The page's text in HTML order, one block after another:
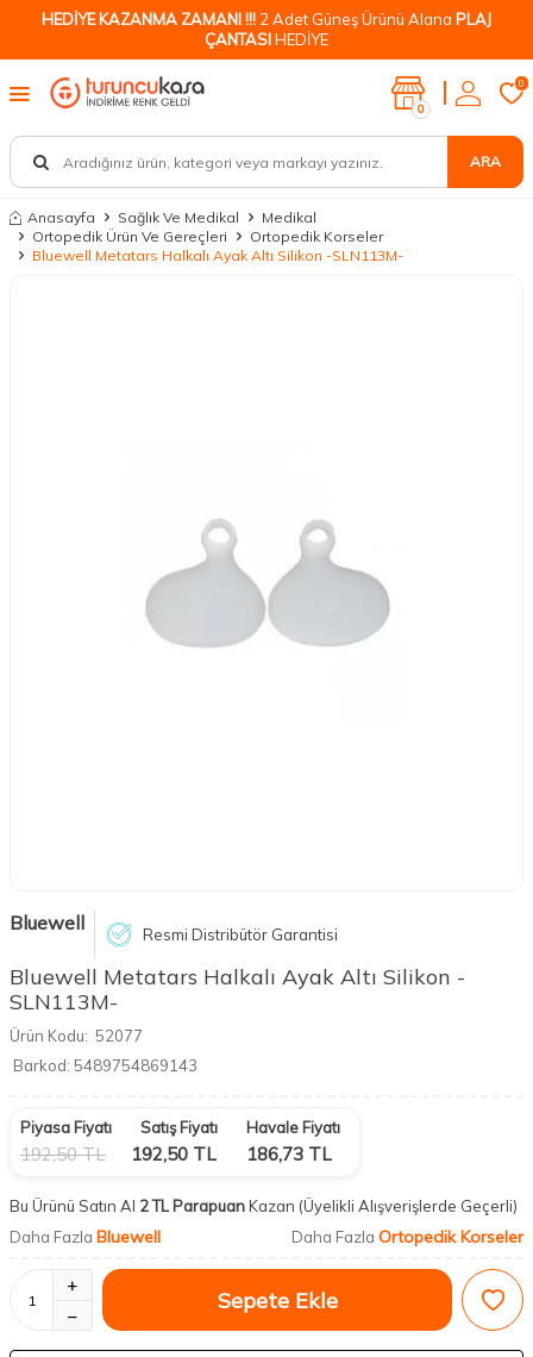
HEDİYE KAZANMA ZAMANI !!! 2 Adet Güneş Ürünü Alana PLAJ
ÇANTASIHEDİYE
ARA
0
0
Anasayfa Sağlık Ve Medikal
Medikal
Ortopedik Ürün Ve Gereçleri
Ortopedik Korseler
Bluewell Metatars Halkalı Ayak Altı Silikon -SLN113M-
Bluewell Resmi Distribütör Garantisi
Bluewell Metatars Halkalı Ayak Altı Silikon -
SLN113M-
Ürün Kodu: 52077
Barkod: 5489754869143
Piyasa Fiyatı
192,50TL
Satış Fiyatı
192,50 TL
Havale Fiyatı
186,73 TL
Bu Ürünü Satın Al 2 TL ParapuanKazan (Üyelikli Alışverişlerde Geçerli)
Daha Fazla Bluewell Daha Fazla Ortopedik Korseler
Sepete Ekle